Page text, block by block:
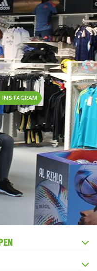
INSTAGRAM